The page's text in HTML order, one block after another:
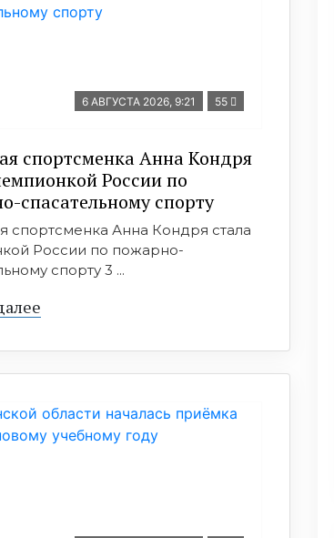
6 АВГУСТА 2026, 9:21 55
спортсменка Анна Кондря
России по
спасательному спорту
спортсменка Анна Кондря стала
России по пожарно-
спорту 3 ...